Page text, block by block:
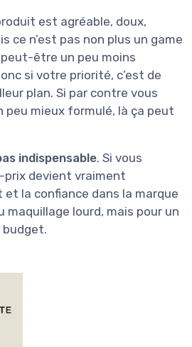
est agréable, doux,
ce n’est pas non plus un game
être un peu moins
si votre priorité, c’est de
plan. Si par contre vous
mieux formulé, là ça peut
indispensable. Si vous
prix devient vraiment
la confiance dans la marque
maquillage lourd, mais pour un
budget.